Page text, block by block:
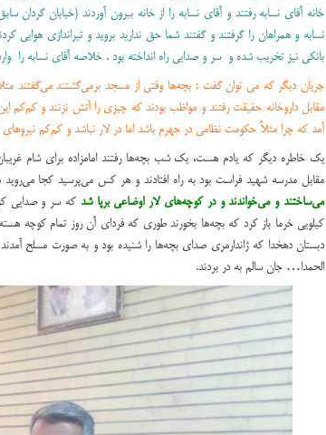
خانه آقاي نسابه رفتند و آقاي نسابه را از خانه بيرون آوردند (خیابان
نسابه و همراهان را گرفتند و گفتند شما حق نداريد برويد و تيراندازي هوايي
بانکی نیز تخریب شده و سر و صدايي راه انداخته بود . خلاصه آقاي نسابه را
جریان دیگر که می توان گفت : بچه‌ها وقتي از مسجد برمي‌گشتند
مقابل داروخانه حقيقت رفتند و مواظب بودند كه چيزي را آتش نزنند و كم‌كم
آمد كه چرا مثلاً حكومت نظامي در جهرم باشد اما در لار نباشد و كم‌كم
يك خاطره ديگر كه يادم هست، يك شب بچه‌ها رفتند امامزاده براي شام
مقابل مدرسه شهيد فراست بود به راه افتادند و هر كس مي‌پرسيد كجا
مي‌ساختند و مي‌خواندند و در كوچه‌هاي لار اوضاعي برپا شد
كيلويي خرما باز كرد كه بچه‌ها بخورند طوري كه فرداي آن روز تمام كوچه
دبستان دهخدا كه ژاندارمري صداي بچه‌ها را شنيده بود و به صورت مسلح
الحمدا… جان سالم به در بردند.